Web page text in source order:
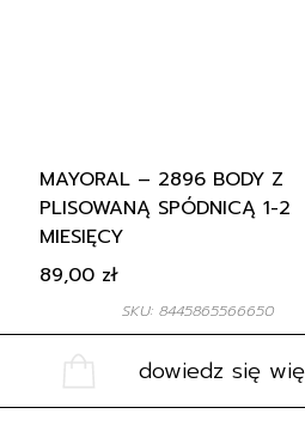
MAYORAL – 2896 BODY Z
PLISOWANĄ SPÓDNICĄ 1-2
MIESIĘCY
SKU: 8445865566650
89,00 zł
dowiedz się